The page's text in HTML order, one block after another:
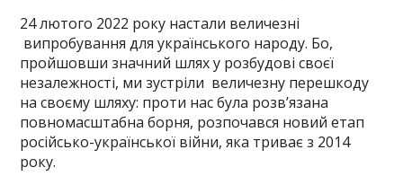
24 лютого 2022 року настали величезні
випробування для українського народу. Бо,
пройшовши значний шлях у розбудові своєї
незалежності, ми зустріли величезну перешкоду
на своєму шляху: проти нас була розв’язана
повномасштабна борня, розпочався новий етап
російсько-української війни, яка триває з 2014
року.